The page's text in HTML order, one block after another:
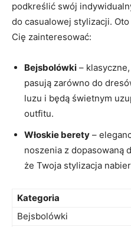
podkreślić ⁣swój
do casualowej⁤ stylizacji.
Cię zainteresować:
Bejsbolówki –
pasują zarówno do
luzu i będą ​świetnym
outfitu.
Włoskie ⁤berety –
noszenia z dopasowaną
że Twoja stylizacja
Kategoria
Bejsbolówki